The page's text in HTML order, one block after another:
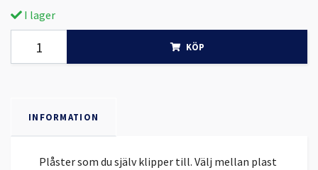
I lager
KÖP
INFORMATION
Plåster som du själv klipper till. Välj mellan plast